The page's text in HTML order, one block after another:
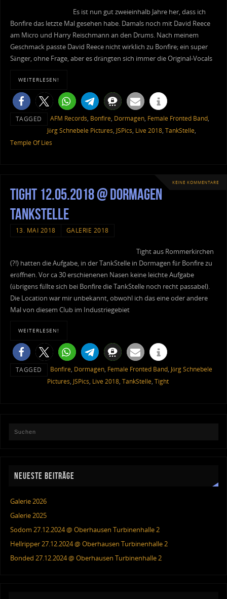
Es ist nun gut zweieinhalb Jahre her, dass ich
Bonfire das letzte Mal gesehen habe. Damals noch mit David Reece
am Micro und Harry Reischmann an den Drums. Nach meinem
Geschmack passte David Reece nicht wirklich zu Bonfire; ein super
Sänger, ohne Frage, aber es drängten sich immer die Original-Vocals
WEITERLESEN!
TAGGED AFM Records, Bonfire, Dormagen, Female Fronted Band,
Jörg Schnebele Pictures, JSPics, Live 2018, TankStelle,
Temple Of Lies
KEINE KOMMENTARE
Tight 12.05.2018 @ Dormagen
TankStelle
13. MAI 2018 GALERIE 2018
Tight aus Rommerkirchen
(?!) hatten die Aufgabe, in der TankStelle in Dormagen für Bonfire zu
eröffnen. Vor ca 30 erschienenen Nasen keine leichte Aufgabe
(übrigens füllte sich bei Bonfire die TankStelle noch recht passabel).
Die Location war mir unbekannt, obwohl ich das eine oder andere
Mal von diesem Club im Industriegebiet
WEITERLESEN!
TAGGED Bonfire, Dormagen, Female Fronted Band, Jörg Schnebele
Pictures, JSPics, Live 2018, TankStelle, Tight
NEUESTE BEITRÄGE
Galerie 2026
Galerie 2025
Sodom 27.12.2024 @ Oberhausen Turbinenhalle 2
Hellripper 27.12.2024 @ Oberhausen Turbinenhalle 2
Bonded 27.12.2024 @ Oberhausen Turbinenhalle 2